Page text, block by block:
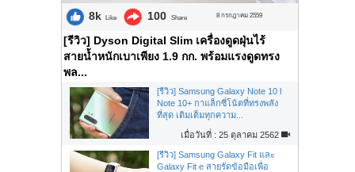
8k Like 100 Share 8 กรกฎาคม 2559
[รีวิว] Dyson Digital Slim เครื่องดูดฝุ่นไร้
สายน้ำหนักเบาเพียง 1.9 กก. พร้อมแรงดูดทรง
พล...
[รีวิว] Samsung Galaxy Note 10 l
Note 10+ กาแล็กซี่โน้ตที่ทรงพลัง
ที่สุด เติมเต็มทุกความ...
เมื่อวันที่ : 25 ตุลาคม 2562
[รีวิว] Samsung Galaxy Fit และ
Galaxy Fit e สายรัดข้อมือเพื่อ